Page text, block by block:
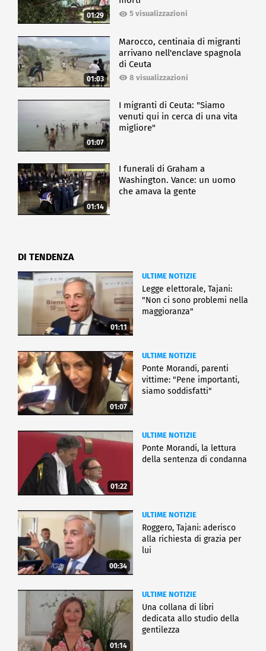
01:29 5 visualizzazioni
01:03
Marocco, centinaia di migranti
arrivano nell'enclave spagnola
di Ceuta
8 visualizzazioni
01:07
I migranti di Ceuta: "Siamo
venuti qui in cerca di una vita
migliore"
01:14
I funerali di Graham a
Washington. Vance: un uomo
che amava la gente
DI TENDENZA
01:11
ULTIME NOTIZIE
Legge elettorale, Tajani:
"Non ci sono problemi nella
maggioranza"
01:07
ULTIME NOTIZIE
Ponte Morandi, parenti
vittime: "Pene importanti,
siamo soddisfatti"
01:22
ULTIME NOTIZIE
Ponte Morandi, la lettura
della sentenza di condanna
00:34
ULTIME NOTIZIE
Roggero, Tajani: aderisco
alla richiesta di grazia per
lui
01:14
ULTIME NOTIZIE
Una collana di libri
dedicata allo studio della
gentilezza